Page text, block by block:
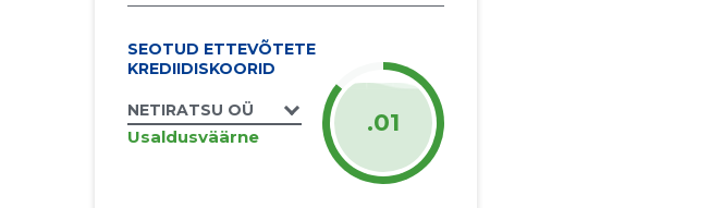
SEOTUD ETTEVÕTETE
KREDIIDISKOORID
NETIRATSU OÜ
Usaldusväärne .01